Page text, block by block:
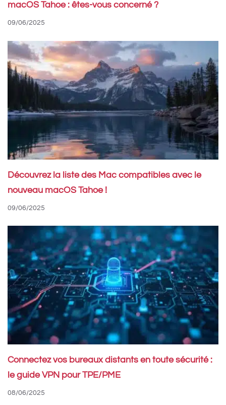
macOS Tahoe : êtes-vous concerné ?
09/06/2025
Découvrez la liste des Mac compatibles avec le
nouveau macOS Tahoe !
09/06/2025
Connectez vos bureaux distants en toute sécurité :
le guide VPN pour TPE/PME
08/06/2025